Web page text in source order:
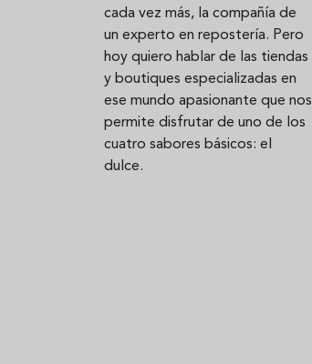
cada vez más, la compañía de
un experto en repostería. Pero
hoy quiero hablar de las tiendas
y boutiques especializadas en
ese mundo apasionante que nos
permite disfrutar de uno de los
cuatro sabores básicos: el
dulce.
Aceitunas: el aperitivo estrella
del verano